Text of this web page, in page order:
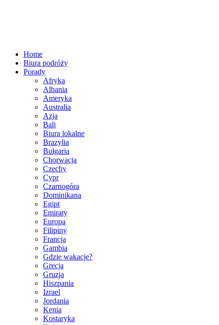
Home
Biura podróży
Porady
Afryka
Albania
Ameryka
Australia
Azja
Bali
Biura lokalne
Brazylia
Bułgaria
Chorwacja
Czechy
Cypr
Czarnogóra
Dominikana
Egipt
Emiraty
Europa
Filipiny
Francja
Gambia
Gdzie wakacje?
Grecja
Gruzja
Hiszpania
Izrael
Jordania
Kenia
Kostaryka